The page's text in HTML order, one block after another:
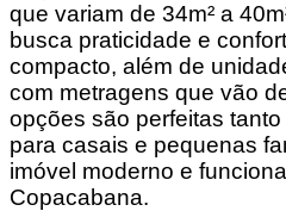
que variam de 34m² a
busca praticidade e
compacto, além de
com metragens que vão
opções são perfeitas
para casais e pequenas
imóvel moderno e
Copacabana.